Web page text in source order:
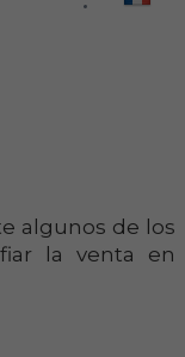
algunos de los
la venta en